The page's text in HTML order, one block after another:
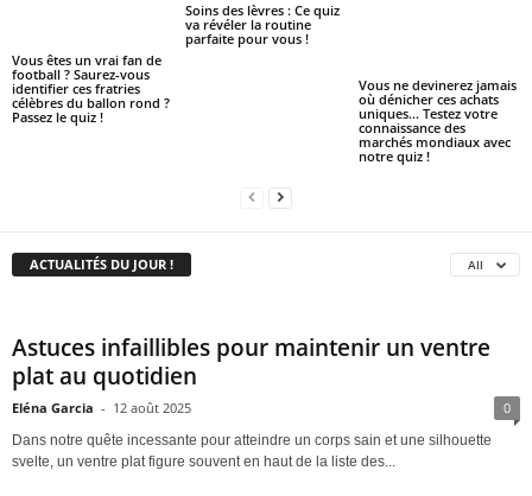
Vous êtes un vrai fan de
football ? Saurez-vous
identifier ces fratries
célèbres du ballon rond ?
Passez le quiz !
Soins des lèvres : Ce quiz
va révéler la routine
parfaite pour vous !
Vous ne devinerez jamais
où dénicher ces achats
uniques… Testez votre
connaissance des
marchés mondiaux avec
notre quiz !
ACTUALITÉS DU JOUR ! All
Astuces infaillibles pour maintenir un ventre
plat au quotidien
Eléna Garcia - 12 août 2025 0
Dans notre quête incessante pour atteindre un corps sain et une silhouette
svelte, un ventre plat figure souvent en haut de la liste des...